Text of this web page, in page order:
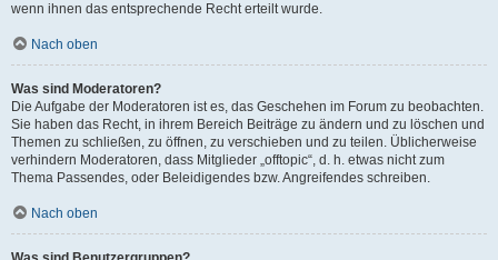
wenn ihnen das entsprechende Recht erteilt wurde.
Nach oben
Was sind Moderatoren?
Die Aufgabe der Moderatoren ist es, das Geschehen im Forum zu beobachten.
Sie haben das Recht, in ihrem Bereich Beiträge zu ändern und zu löschen und
Themen zu schließen, zu öffnen, zu verschieben und zu teilen. Üblicherweise
verhindern Moderatoren, dass Mitglieder „offtopic“, d. h. etwas nicht zum
Thema Passendes, oder Beleidigendes bzw. Angreifendes schreiben.
Nach oben